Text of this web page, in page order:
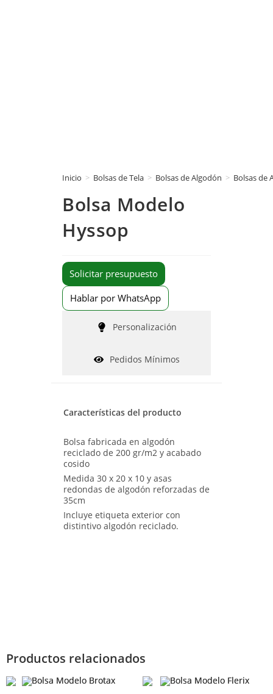
Inicio > Bolsas de Tela > Bolsas de Algodón > Bolsas de
Bolsa Modelo
Hyssop
Solicitar presupuesto
Hablar por WhatsApp
Personalización
Pedidos Mínimos
Características del producto
Bolsa fabricada en algodón
reciclado de 200 gr/m2 y acabado
cosido
Medida 30 x 20 x 10 y asas
redondas de algodón reforzadas de
35cm
Incluye etiqueta exterior con
distintivo algodón reciclado.
Productos relacionados